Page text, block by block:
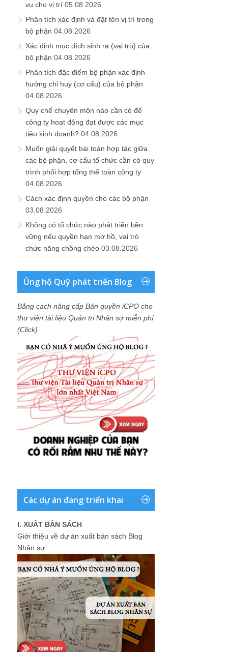
vụ cho vị trí 05.08.2026
Phân tích xác định và đặt tên vị trí trong
bộ phận 04.08.2026
Xác định mục đích sinh ra (vai trò) của
bộ phận 04.08.2026
Phân tích đặc điểm bộ phận xác định
hướng chỉ huy (cơ cấu) của bộ phận
04.08.2026
Quy chế chuyên môn nào cần có để
công ty hoạt động đạt được các mục
tiêu kinh doanh? 04.08.2026
Muốn giải quyết bài toán hợp tác giữa
các bộ phận, cơ cấu tổ chức cần có quy
trình phối hợp tổng thể toàn công ty
04.08.2026
Cách xác định quyền cho các bộ phận
03.08.2026
Không có tổ chức nào phát triển bền
vững nếu quyền hạn mơ hồ, vai trò
chức năng chồng chéo 03.08.2026
Ủng hộ Quỹ phát triển Blog
Bằng cách nâng cấp Bản quyền iCPO cho
thư viện tài liệu Quản trị Nhân sự miễn phí
(Click)
Các dự án đang triển khai
I. XUẤT BẢN SÁCH
Giới thiệu về dự án xuất bản sách Blog
Nhân sự